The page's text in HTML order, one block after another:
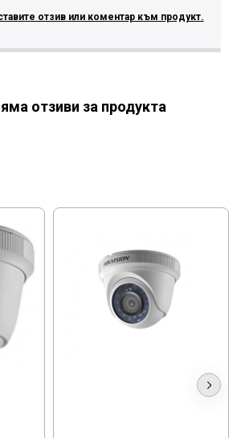
отзив или коментар към продукт.
отзиви за продукта
1mpx, 3.6mm, Вътрешна Hikvision